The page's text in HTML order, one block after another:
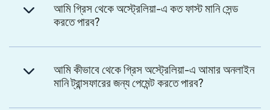
আমি গ্রিস থেকে অস্ট্রেলিয়া-এ কত ফাস্ট মানি সেন্ড
করতে পারব?
আমি কীভাবে থেকে গ্রিস অস্ট্রেলিয়া-এ আমার অনলাইন
মানি ট্রান্সফারের জন্য পেমেন্ট করতে পারব?